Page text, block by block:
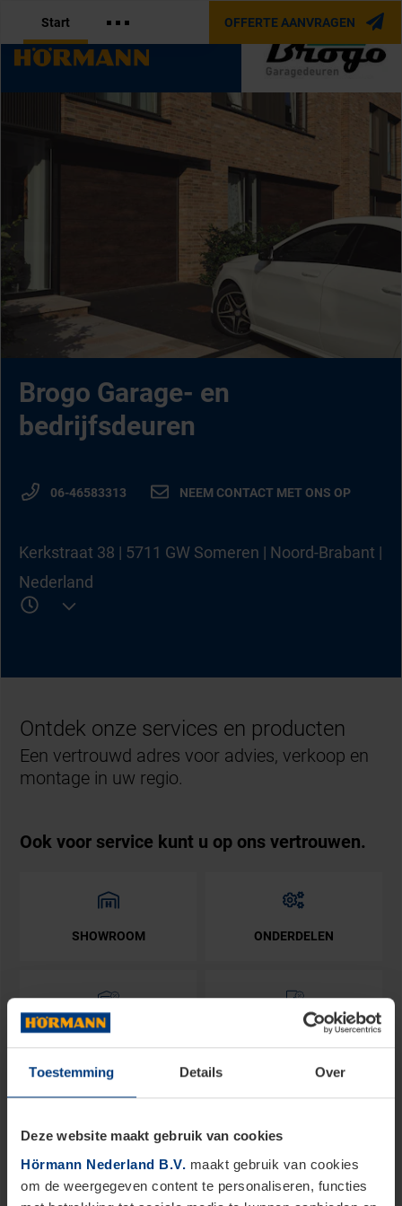
Toestemming Details Over
Deze website maakt gebruik van cookies
Hörmann Nederland B.V. maakt gebruik van cookies
om de weergegeven content te personaliseren, functies
Start OFFERTE AANVRAGEN
OFFICIËLE PARTNER VAN
Brogo Garage- en
bedrijfsdeuren
06-46583313 NEEM CONTACT MET ONS OP
Kerkstraat 38 | 5711 GW Someren | Noord-Brabant |
Nederland
Ontdek onze services en producten
Een vertrouwd adres voor advies, verkoop en
montage in uw regio.
Ook voor service kunt u op ons vertrouwen.
SHOWROOM ONDERDELEN
ACTIE GARAGEDEUREN ACTIE VOORDEUREN